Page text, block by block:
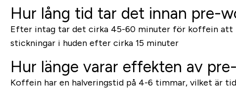
Hur lång tid tar det innan pre-
Efter intag tar det cirka 45-60 minuter för koffein att
stickningar i huden efter cirka 15 minuter
Hur länge varar effekten av
Koffein har en halveringstid på 4-6 timmar, vilket är